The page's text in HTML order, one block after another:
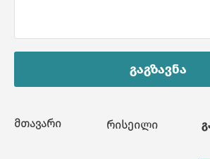
მთავარი რისეილი
გაგზავნა